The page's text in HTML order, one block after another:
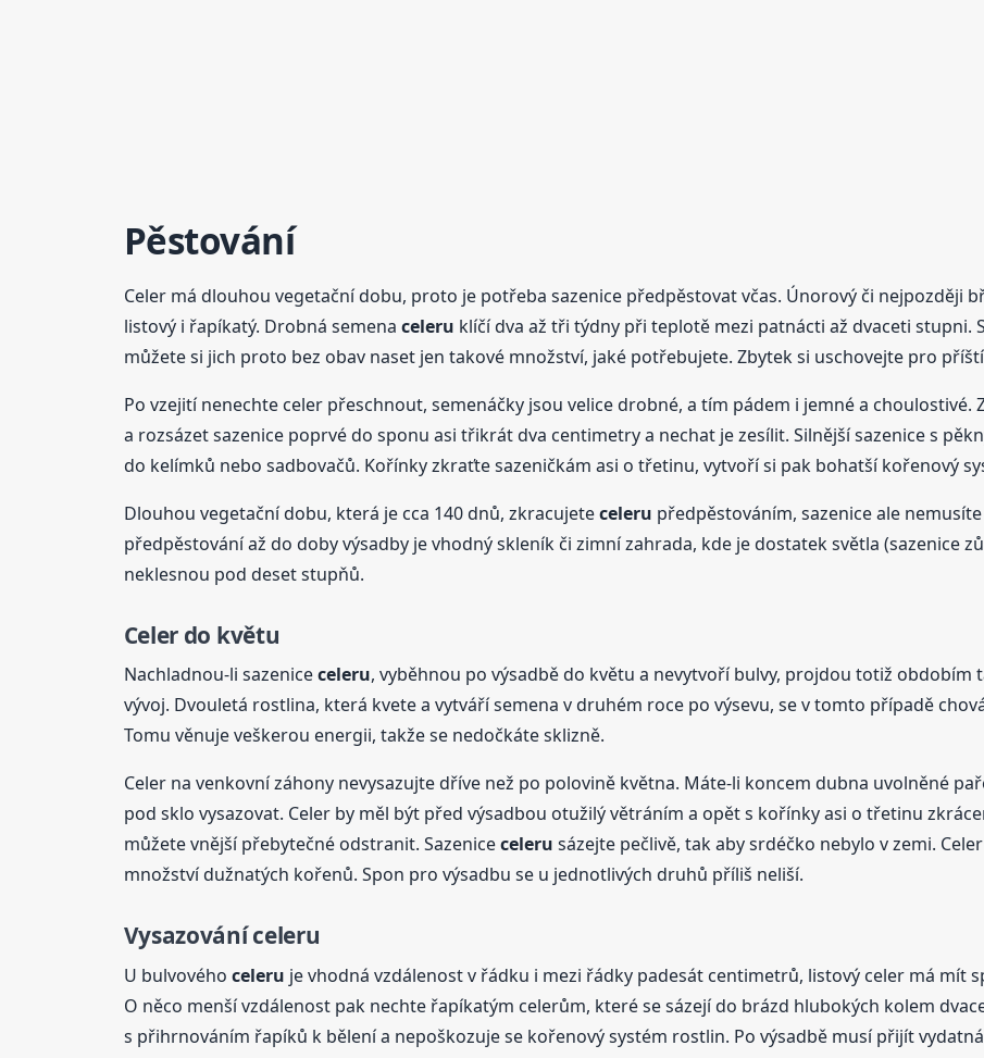
Pěstování
Celer má dlouhou vegetační dobu, proto je potřeba sazenice předpěstovat včas. Únorový či nejpozději
listový i řapíkatý. Drobná semena celeru klíčí dva až tři týdny při teplotě mezi patnácti až dvaceti stupni.
můžete si jich proto bez obav naset jen takové množství, jaké potřebujete. Zbytek si uschovejte pro
Po vzejití nenechte celer přeschnout, semenáčky jsou velice drobné, a tím pádem i jemné a
a rozsázet sazenice poprvé do sponu asi třikrát dva centimetry a nechat je zesílit. Silnější sazenice s
do kelímků nebo sadbovačů. Kořínky zkraťte sazeničkám asi o třetinu, vytvoří si pak bohatší kořenový
Dlouhou vegetační dobu, která je cca 140 dnů, zkracujeteceleru předpěstováním, sazenice ale
předpěstování až do doby výsadby je vhodný skleník či zimní zahrada, kde je dostatek světla (sazenice
neklesnou pod deset stupňů.
Celer do květu
Nachladnou-li sazeniceceleru, vyběhnou po výsadbě do květu a nevytvoří bulvy, projdou totiž obdobím
vývoj. Dvouletá rostlina, která kvete a vytváří semena v druhém roce po výsevu, se v tomto případě
Tomu věnuje veškerou energii, takže se nedočkáte sklizně.
Celer na venkovní záhony nevysazujte dříve než po polovině května. Máte-li koncem dubna uvolněné
pod sklo vysazovat. Celer by měl být před výsadbou otužilý větráním a opět s kořínky asi o třetinu
můžete vnější přebytečné odstranit. Sazeniceceleru sázejte pečlivě, tak aby srdéčko nebylo v zemi.
množství dužnatých kořenů. Spon pro výsadbu se u jednotlivých druhů příliš neliší.
Vysazováníceleru
U bulvového celeru je vhodná vzdálenost v řádku i mezi řádky padesát centimetrů, listový celer má mít
O něco menší vzdálenost pak nechte řapíkatým celerům, které se sázejí do brázd hlubokých kolem
s přihrnováním řapíků k bělení a nepoškozuje se kořenový systém rostlin. Po výsadbě musí přijít